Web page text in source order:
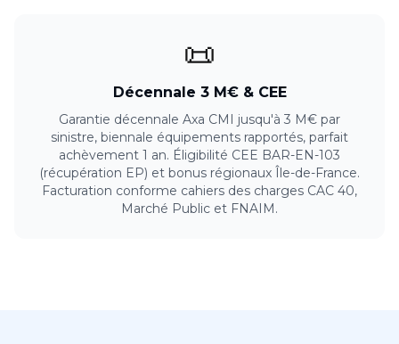
📜
Décennale 3 M€ & CEE
Garantie décennale Axa CMI jusqu'à 3 M€ par
sinistre, biennale équipements rapportés, parfait
achèvement 1 an. Éligibilité CEE BAR-EN-103
(récupération EP) et bonus régionaux Île-de-France.
Facturation conforme cahiers des charges CAC 40,
Marché Public et FNAIM.